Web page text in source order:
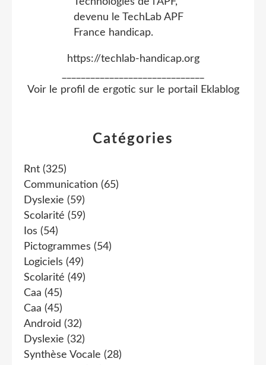
Catégories
Rnt (325)
Communication (65)
Dyslexie (59)
Scolarité (59)
Ios (54)
Pictogrammes (54)
Logiciels (49)
Scolarité (49)
Caa (45)
Caa (45)
Android (32)
Dyslexie (32)
Synthèse Vocale (28)
https://techlab-handicap.org
Voir le profil de ergotic sur le portail Eklablog